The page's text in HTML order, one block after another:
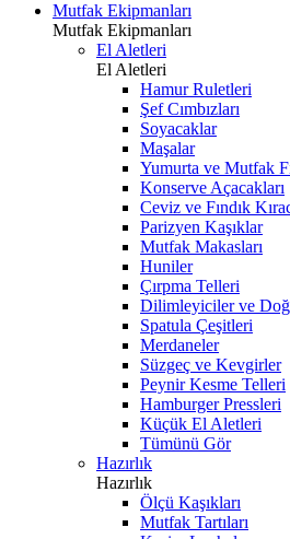
Mutfak Ekipmanları
Mutfak Ekipmanları
El Aletleri
El Aletleri
Hamur Ruletleri
Şef Cımbızları
Soyacaklar
Maşalar
Yumurta ve Mutfak
Konserve Açacakları
Ceviz ve Fındık
Parizyen Kaşıklar
Mutfak Makasları
Huniler
Çırpma Telleri
Dilimleyiciler ve
Spatula Çeşitleri
Merdaneler
Süzgeç ve Kevgirler
Peynir Kesme Telleri
Hamburger Pressleri
Küçük El Aletleri
Tümünü Gör
Hazırlık
Hazırlık
Ölçü Kaşıkları
Mutfak Tartıları